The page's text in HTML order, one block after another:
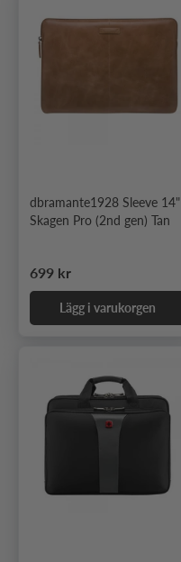
dbramante1928 Sleeve 14"
Skagen Pro (2nd gen) Tan
Ordinarie pris
699 kr
Lägg i varukorgen